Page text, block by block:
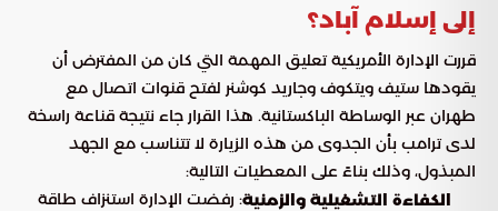
إلى إسلام آباد؟
قررت الإدارة الأمريكية تعليق المهمة التي كان من المفترض أن
يقودها ستيف ويتكوف وجاريد كوشنر لفتح قنوات اتصال مع
طهران عبر الوساطة الباكستانية. هذا القرار جاء نتيجة قناعة راسخة
لدى ترامب بأن الجدوى من هذه الزيارة لا تتناسب مع الجهد
المبذول، وذلك بناءً على المعطيات التالية:
الكفاءة التشغيلية والزمنية: رفضت الإدارة استنزاف طاقة